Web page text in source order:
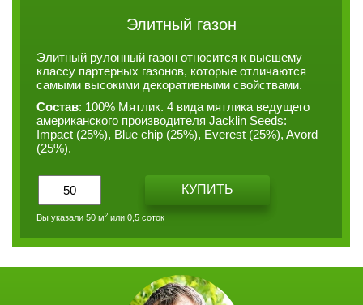
Элитный газон
Элитный рулонный газон относится к высшему
классу партерных газонов, которые отличаются
самыми высокими декоративными свойствами.
Состав: 100% Мятлик. 4 вида мятлика ведущего
американского производителя Jacklin Seeds:
Impact (25%), Blue chip (25%), Everest (25%), Avord
(25%).
КУПИТЬ
Вы указали 50 м2 или 0,5 соток